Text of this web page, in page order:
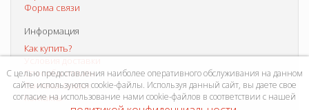
Форма связи
Информация
Как купить?
Условия доставки
Способы оплаты
Система скидок
Контакты
С целью предоставления наиболее оперативного обслуживания на данном
сайте используются cookie-файлы. Используя данный сайт, вы даете свое
согласие на использование нами cookie-файлов в соответствии с нашей